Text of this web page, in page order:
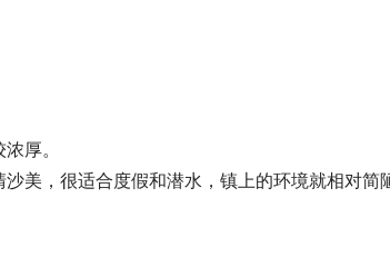
厚。
美，很适合度假和潜水，镇上的环境就相对简